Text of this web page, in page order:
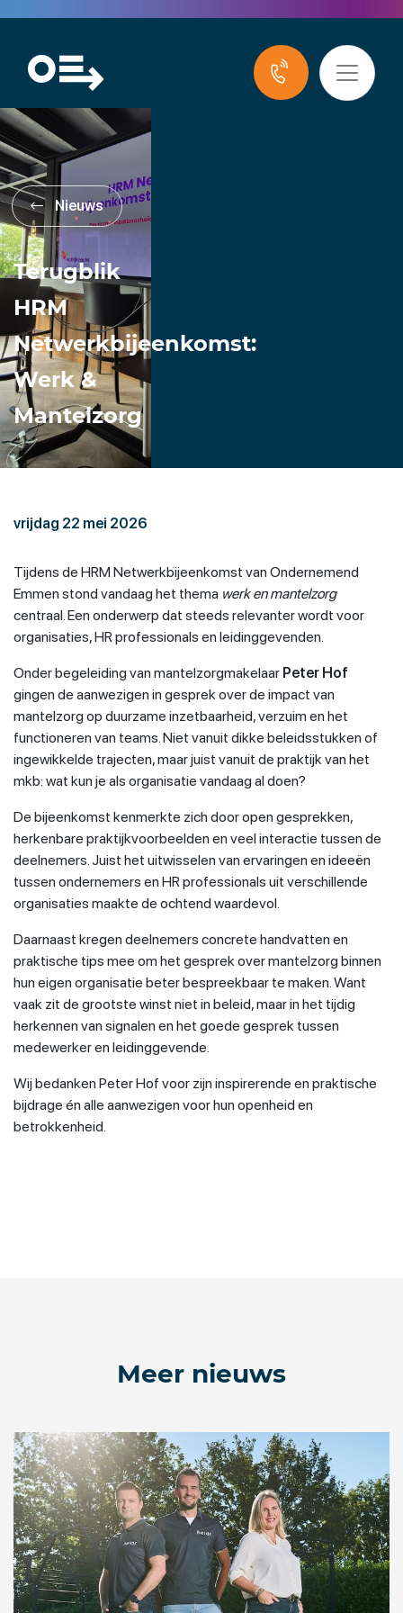
Nieuws
Terugblik
HRM
Netwerkbijeenkomst:
Werk &
Mantelzorg
vrijdag 22 mei 2026
Tijdens de HRM Netwerkbijeenkomst van Ondernemend
Emmen stond vandaag het thema werk en mantelzorg
centraal. Een onderwerp dat steeds relevanter wordt voor
organisaties, HR professionals en leidinggevenden.
Onder begeleiding van mantelzorgmakelaar Peter Hof
gingen de aanwezigen in gesprek over de impact van
mantelzorg op duurzame inzetbaarheid, verzuim en het
functioneren van teams. Niet vanuit dikke beleidsstukken of
ingewikkelde trajecten, maar juist vanuit de praktijk van het
mkb: wat kun je als organisatie vandaag al doen?
De bijeenkomst kenmerkte zich door open gesprekken,
herkenbare praktijkvoorbeelden en veel interactie tussen de
deelnemers. Juist het uitwisselen van ervaringen en ideeën
tussen ondernemers en HR professionals uit verschillende
organisaties maakte de ochtend waardevol.
Daarnaast kregen deelnemers concrete handvatten en
praktische tips mee om het gesprek over mantelzorg binnen
hun eigen organisatie beter bespreekbaar te maken. Want
vaak zit de grootste winst niet in beleid, maar in het tijdig
herkennen van signalen en het goede gesprek tussen
medewerker en leidinggevende.
Wij bedanken Peter Hof voor zijn inspirerende en praktische
bijdrage én alle aanwezigen voor hun openheid en
betrokkenheid.
Meer nieuws